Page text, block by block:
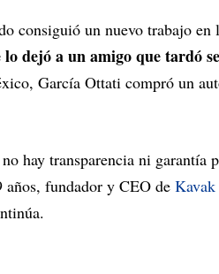
consiguió un nuevo trabajo en
dejó a un amigo que tardó
García Ottati compró un
hay transparencia ni garantía
años, fundador y CEO de Kavak